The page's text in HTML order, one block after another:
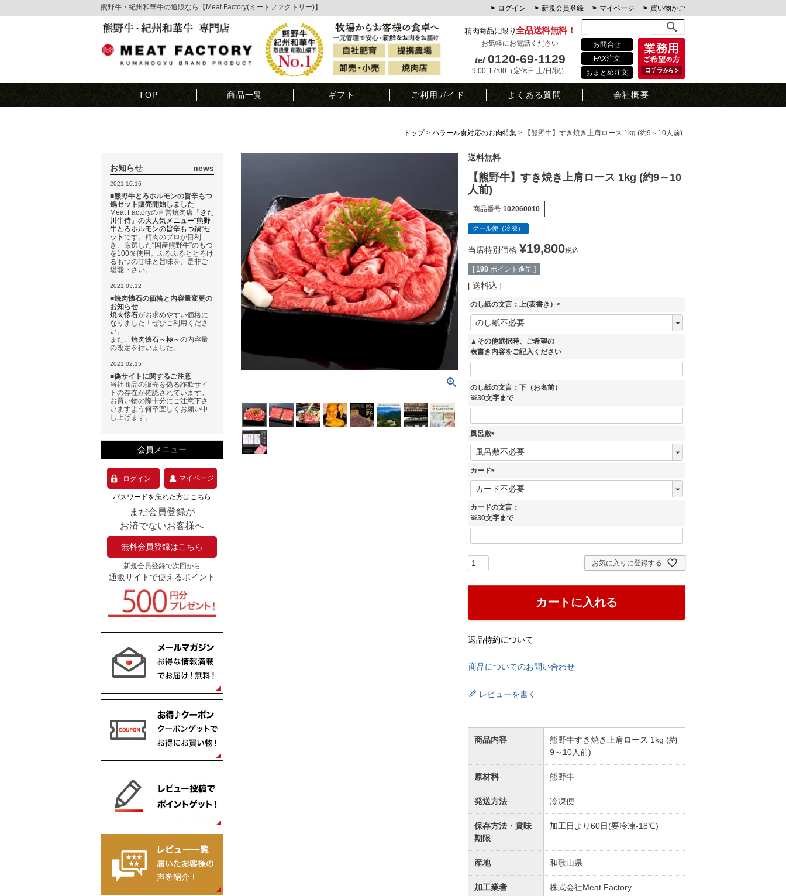
熊野牛・紀州和華牛の通販なら【Meat Factory(ミートファクトリー)】 ログイン 新規会員登録 マイページ 買い物かご
精肉商品に限り全品送料無料！
お気軽にお電話ください
tel 0120-69-1129
9:00-17:00（定休日 土/日/祝）
お問合せ
FAX注文
おまとめ注文
TOP 商品一覧 ギフト ご利用ガイド よくある質問 会社概要
トップ ハラール食対応のお肉特集 【熊野牛】すき焼き上肩ロース 1kg (約9～10人前)
お知らせ news
2021.10.16
■熊野牛とろホルモンの旨辛もつ
鍋セット販売開始しました
Meat Factoryの直営焼肉店 『きた
川牛侍』の大人気メニュー“熊野
牛とろホルモンの旨辛もつ鍋”セ
ット です。精肉のプロが目利
き、厳選した“国産熊野牛”のもつ
を100％使用。ぷるぷるととろけ
るもつの甘味と旨味を、是非ご
堪能下さい。
2021.03.12
■焼肉懐石の価格と内容量変更の
お知らせ
焼肉懐石がお求めやすい価格に
なりました！ぜひご利用くださ
い。
また、 焼肉懐石～極～の内容量
の改定を行いました。
2021.02.15
■偽サイトに関するご注意
当社商品の販売を偽る詐欺サイ
トの存在が確認されています。
お買い物の際十分にご注意下さ
いますよう何卒宜しくお願い申
し上げます。
会員メニュー
ログイン マイページ
パスワードを忘れた方はこちら
まだ会員登録が
お済でないお客様へ
無料会員登録はこちら
新規会員登録で次回から
通販サイトで使えるポイント
送料無料
【熊野牛】すき焼き上肩ロース 1kg (約9～10
人前)
商品番号 102060010
クール便（冷凍）
当店特別価格 ¥19,800税込
[ 198 ポイント進呈 ]
送料込
のし紙の文言：上(表書き）
(
▲その他選択時、ご希望の
表書き内容をご記入ください
のし紙の文言：下（お名前）
※30文字まで
風呂敷
(
必
須
カード
(
必
須
)
カードの文言：
※30文字まで
お気に入りに登録する
カートに入れる
返品特約について
商品についてのお問い合わせ
レビューを書く
商品内容
熊野牛すき焼き上肩ロース 1kg (約
9～10人前)
原材料 熊野牛
発送方法 冷凍便
保存方法・賞味
期限
加工日より60日(要冷凍-18℃)
産地 和歌山県
加工業者
株式会社Meat Factory